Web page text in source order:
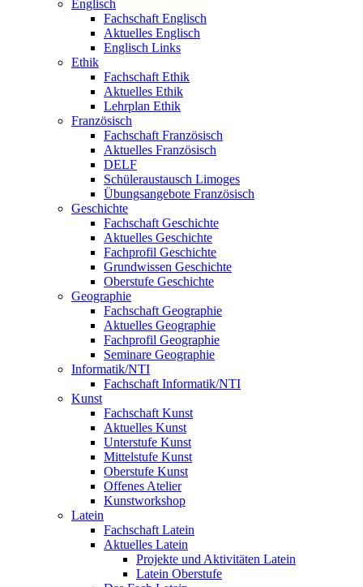
Englisch
Fachschaft Englisch
Aktuelles Englisch
Englisch Links
Ethik
Fachschaft Ethik
Aktuelles Ethik
Lehrplan Ethik
Französisch
Fachschaft Französisch
Aktuelles Französisch
DELF
Schüleraustausch Limoges
Übungsangebote Französisch
Geschichte
Fachschaft Geschichte
Aktuelles Geschichte
Fachprofil Geschichte
Grundwissen Geschichte
Oberstufe Geschichte
Geographie
Fachschaft Geographie
Aktuelles Geographie
Fachprofil Geographie
Seminare Geographie
Informatik/NTI
Fachschaft Informatik/NTI
Kunst
Fachschaft Kunst
Aktuelles Kunst
Unterstufe Kunst
Mittelstufe Kunst
Oberstufe Kunst
Offenes Atelier
Kunstworkshop
Latein
Fachschaft Latein
Aktuelles Latein
Projekte und Aktivitäten Latein
Latein Oberstufe